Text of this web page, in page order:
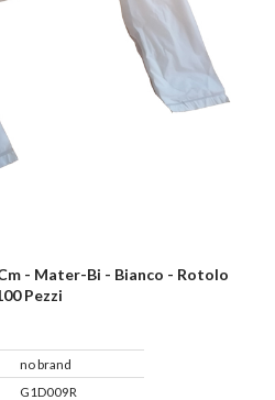
- Mater-Bi - Bianco - Rotolo
Pezzi
no brand
G1D009R